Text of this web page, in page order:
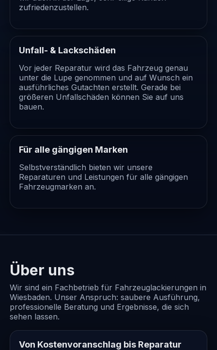
zufriedenzustellen.
Unfall- & Lackschäden
Vor jeder Reparatur wird das Fahrzeug genau
unter die Lupe genommen und auf Wunsch ein
ausführliches Gutachten erstellt. Gerade bei
größeren Unfallschäden können Sie auf uns
bauen.
Für alle gängigen Marken
Selbstverständlich bieten wir unsere
Reparaturen und Leistungen für alle gängigen
Fahrzeugmarken an.
Über uns
Wir sind ein Fachbetrieb für Fahrzeuglackierungen in
Wiesbaden. Unser Anspruch: saubere Ausführung,
professionelle Beratung und Ergebnisse, die sich
sehen lassen.
Von Kostenvoranschlag bis Reparatur